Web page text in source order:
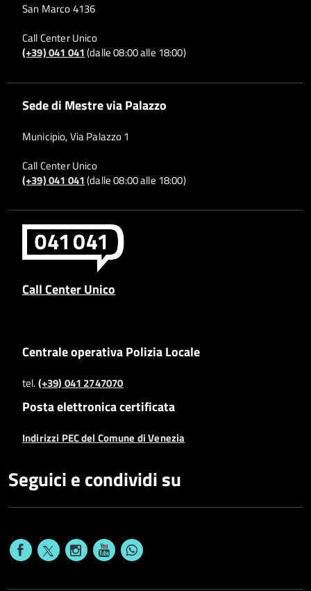
San Marco 4136
Call Center Unico
(+39) 041 041(dalle 08:00 alle 18:00)
Sede di Mestre via Palazzo
Municipio, Via Palazzo 1
Call Center Unico
(+39) 041 041(dalle 08:00 alle 18:00)
Call Center Unico
Centrale operativa Polizia Locale
tel.(+39) 041 2747070
Posta elettronica certificata
Indirizzi PEC del Comune di Venezia
Seguici e condividi su